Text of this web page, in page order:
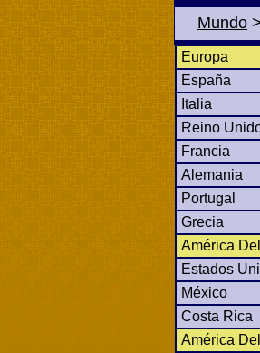
Mundo >
Europa
España
Italia
Reino
Francia
Alemania
Portugal
Grecia
América
Estados
México
Costa Rica
América